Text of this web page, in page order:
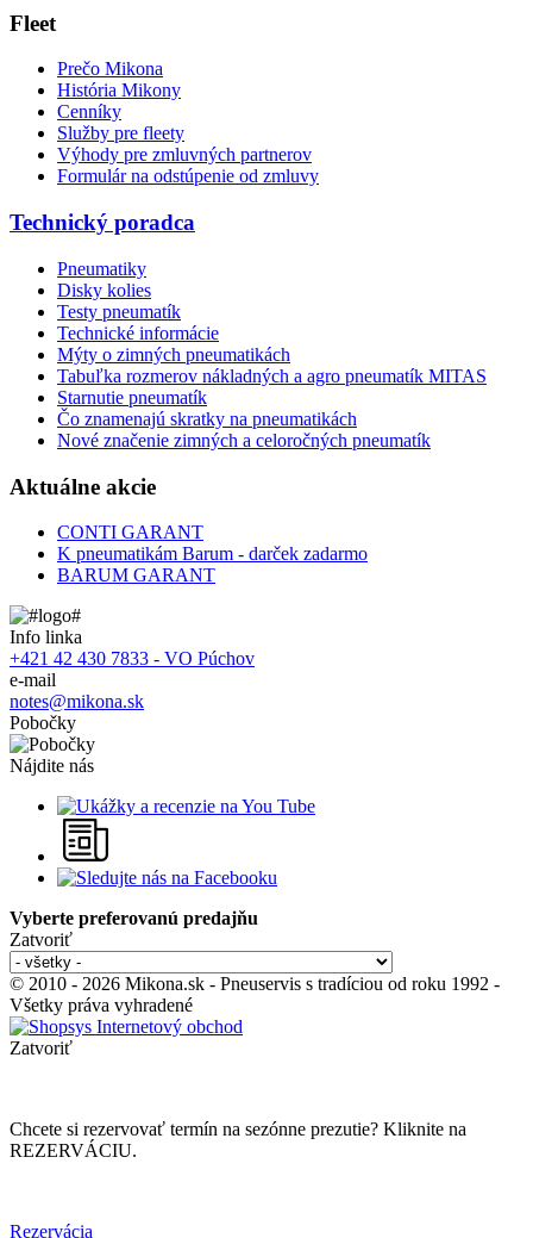
Fleet
Prečo Mikona
História Mikony
Cenníky
Služby pre fleety
Výhody pre zmluvných partnerov
Formulár na odstúpenie od zmluvy
Technický poradca
Pneumatiky
Disky kolies
Testy pneumatík
Technické informácie
Mýty o zimných pneumatikách
Tabuľka rozmerov nákladných a agro pneumatík MITAS
Starnutie pneumatík
Čo znamenajú skratky na pneumatikách
Nové značenie zimných a celoročných pneumatík
Aktuálne akcie
CONTI GARANT
K pneumatikám Barum - darček zadarmo
BARUM GARANT
Info linka
+421 42 430 7833 - VO Púchov
e-mail
notes@mikona.sk
Pobočky
Nájdite nás
Vyberte preferovanú predajňu
Zatvoriť
© 2010 - 2026 Mikona.sk - Pneuservis s tradíciou od roku 1992 -
Všetky práva vyhradené
Zatvoriť
Chcete si rezervovať termín na sezónne prezutie? Kliknite na
REZERVÁCIU.
Rezervácia